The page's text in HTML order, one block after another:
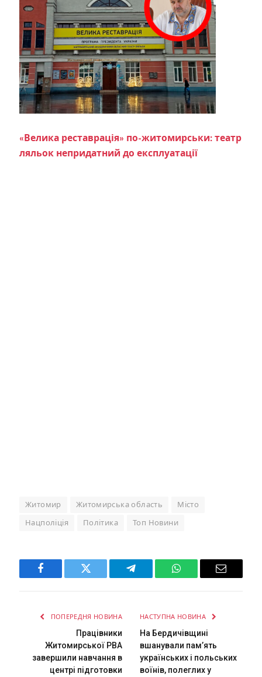
«Велика реставрація» по-житомирськи: театр
ляльок непридатний до експлуатації
Житомир Житомирська область Місто
Нацполіція Політика Топ Новини
Facebook Twitter Telegram WhatsAppEmail
ПОПЕРЕДНЯ НОВИНА
Працівники
Житомирської РВА
завершили навчання в
центрі підготовки
НАСТУПНА НОВИНА
На Бердичівщині
вшанували пам’ять
українських і польських
воїнів, полеглих у